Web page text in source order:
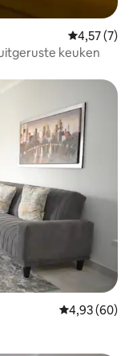
4,57 (7)
keuken
Gemiddelde
4,93 (60)